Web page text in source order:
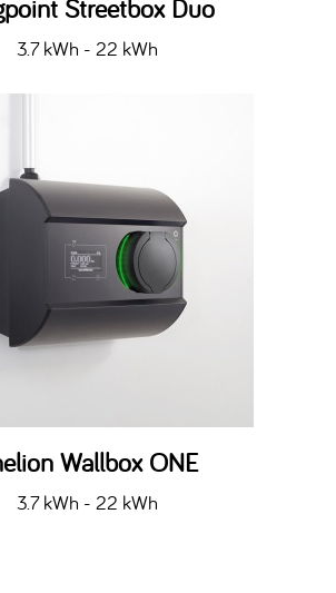
Streetbox Duo
3.7 kWh - 22 kWh
Wallbox ONE
3.7 kWh - 22 kWh